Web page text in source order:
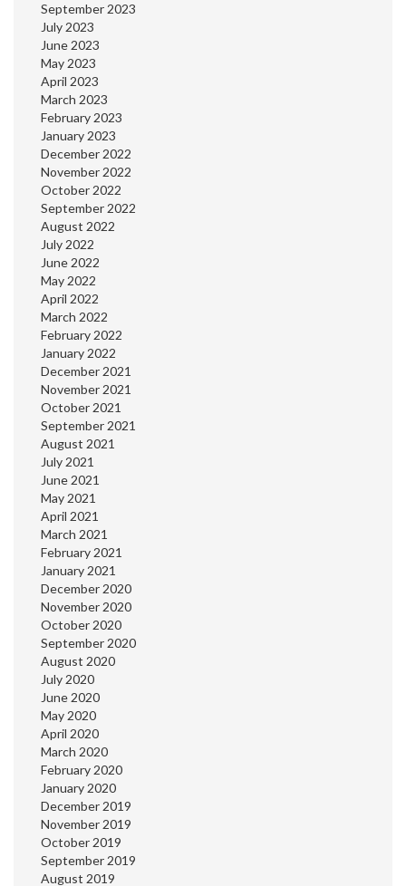
September 2023
July 2023
June 2023
May 2023
April 2023
March 2023
February 2023
January 2023
December 2022
November 2022
October 2022
September 2022
August 2022
July 2022
June 2022
May 2022
April 2022
March 2022
February 2022
January 2022
December 2021
November 2021
October 2021
September 2021
August 2021
July 2021
June 2021
May 2021
April 2021
March 2021
February 2021
January 2021
December 2020
November 2020
October 2020
September 2020
August 2020
July 2020
June 2020
May 2020
April 2020
March 2020
February 2020
January 2020
December 2019
November 2019
October 2019
September 2019
August 2019